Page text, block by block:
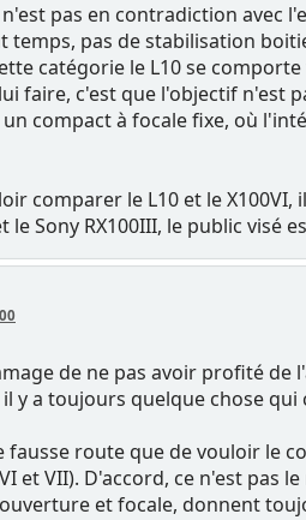
pas en contradiction avec
pas de stabilisation
catégorie le L10 se
faire, c'est que l'objectif n'est
compact à focale fixe, où
comparer le L10 et le
le Sony RX100III, le public
de ne pas avoir profité
y a toujours quelque chose
route que de vouloir le
et VII). D'accord, ce n'est pas
et focale, donnent